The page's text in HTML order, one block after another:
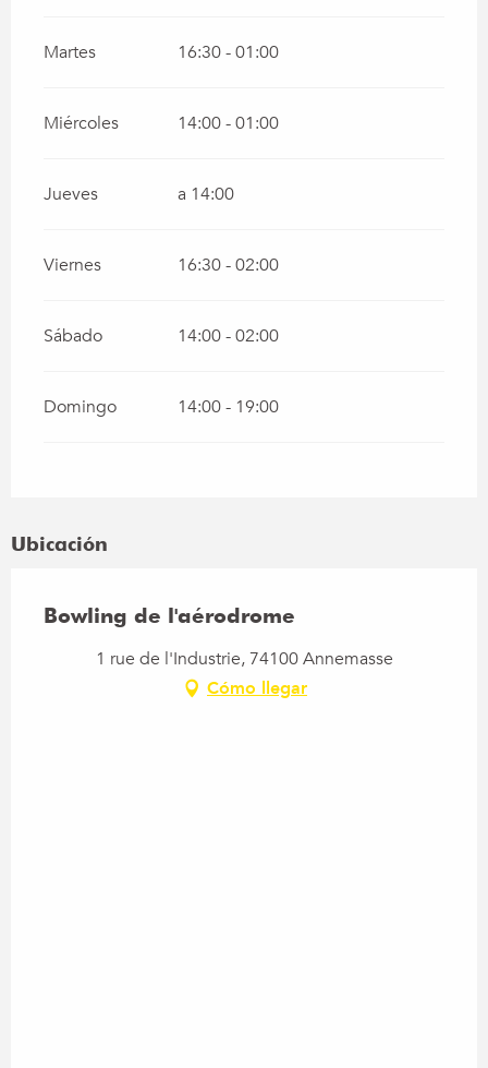
Martes 16:30 - 01:00
Miércoles 14:00 - 01:00
Jueves a 14:00
Viernes 16:30 - 02:00
Sábado 14:00 - 02:00
Domingo 14:00 - 19:00
Ubicación
Bowling de l'aérodrome
1 rue de l'Industrie, 74100 Annemasse
Cómo llegar